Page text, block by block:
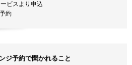
ビスより申込
約
ジ予約で聞かれること